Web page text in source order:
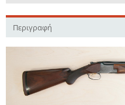
Περιγραφή